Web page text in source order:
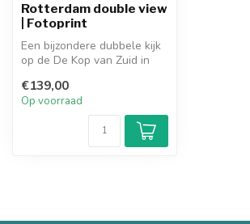
Rotterdam double view
| Fotoprint
Een bijzondere dubbele kijk
op de De Kop van Zuid in
€139,00
Op voorraad